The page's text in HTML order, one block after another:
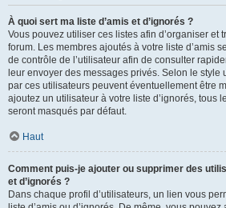
À quoi sert ma liste d’amis et d’ignorés ?
Vous pouvez utiliser ces listes afin d’organiser et
forum. Les membres ajoutés à votre liste d’amis
de contrôle de l’utilisateur afin de consulter
leur envoyer des messages privés. Selon le
par ces utilisateurs peuvent éventuellement être
ajoutez un utilisateur à votre liste d’ignorés, tous
seront masqués par défaut.
Haut
Comment puis-je ajouter ou supprimer des
et d’ignorés ?
Dans chaque profil d’utilisateurs, un lien vous